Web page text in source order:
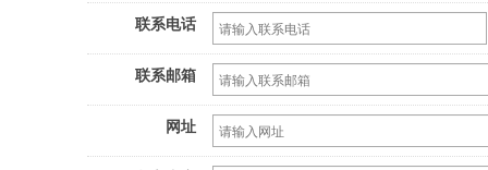
联系电话
联系邮箱
网址